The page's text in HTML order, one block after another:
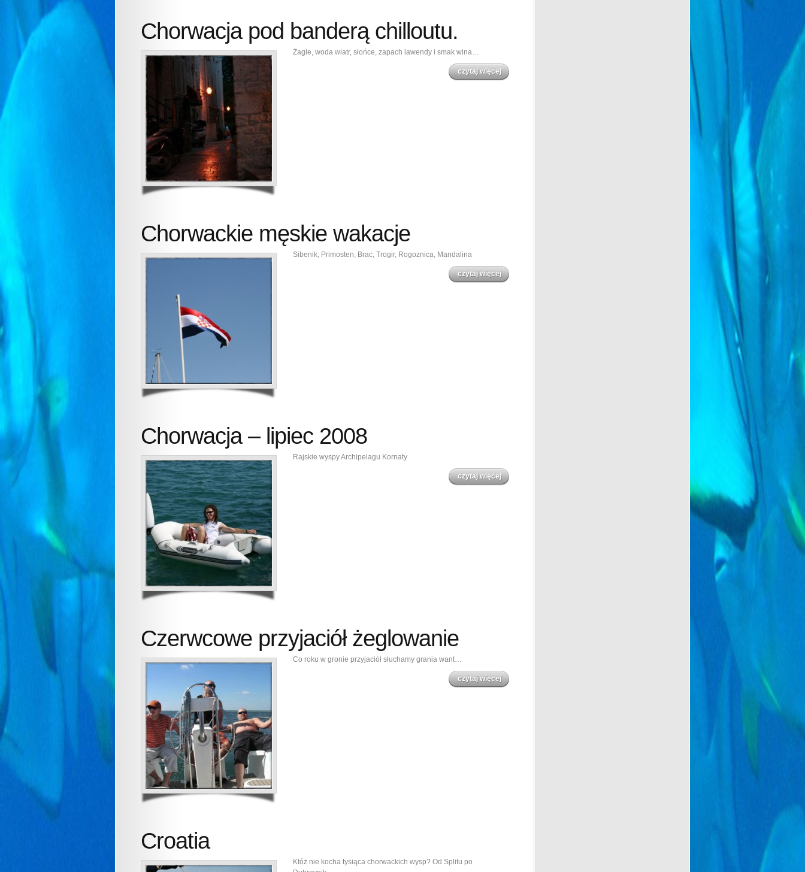
Chorwacja pod banderą chilloutu.
Żagle, woda wiatr, słońce, zapach lawendy i smak wina…
czytaj więcej
Chorwackie męskie wakacje
Sibenik, Primosten, Brac, Trogir, Rogoznica, Mandalina
czytaj więcej
Chorwacja – lipiec 2008
Rajskie wyspy Archipelagu Kornaty
czytaj więcej
Czerwcowe przyjaciół żeglowanie
Co roku w gronie przyjaciół słuchamy grania want…
czytaj więcej
Croatia
Któż nie kocha tysiąca chorwackich wysp? Od Splitu po